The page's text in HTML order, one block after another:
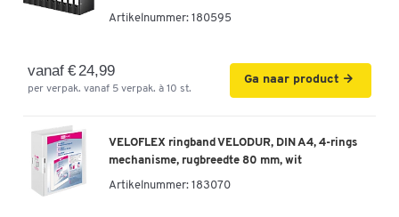
Artikelnummer: 180595
vanaf € 24,99
per verpak. vanaf 5 verpak. à 10 st.
Ga naar product
VELOFLEX ringband VELODUR, DIN A4, 4-rings
mechanisme, rugbreedte 80 mm, wit
Artikelnummer: 183070